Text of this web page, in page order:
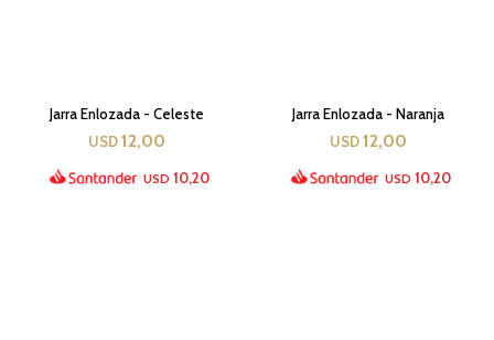
Jarra Enlozada - Celeste
USD 12,00
USD 10,20
Jarra Enlozada - Naranja
USD 12,00
USD 10,20